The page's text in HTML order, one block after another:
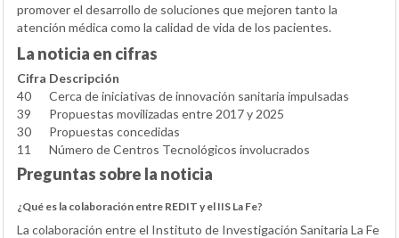
promover el desarrollo de soluciones que mejoren tanto la
atención médica como la calidad de vida de los pacientes.
La noticia en cifras
Cifra Descripción
40
Cerca de iniciativas de innovación sanitaria impulsadas
39
Propuestas movilizadas entre 2017 y 2025
30
Propuestas concedidas
11
Número de Centros Tecnológicos involucrados
Preguntas sobre la noticia
¿Qué es la colaboración entre REDIT y el IIS La Fe?
La colaboración entre el Instituto de Investigación Sanitaria La Fe